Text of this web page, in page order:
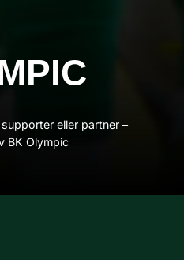
eller partner –
BK Olympic